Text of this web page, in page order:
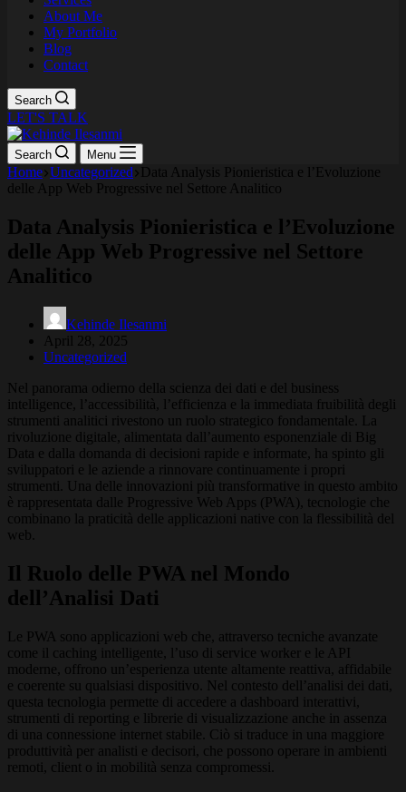
About Me
My Portfolio
Blog
Contact
Search
LET'S TALK
Search Menu
Home Uncategorized
Data Analysis Pionieristica e l’Evoluzione
delle App Web Progressive nel Settore Analitico
Data Analysis Pionieristica e l’Evoluzione
delle App Web Progressive nel Settore
Analitico
Kehinde Ilesanmi
April 28, 2025
Uncategorized
Nel panorama odierno della scienza dei dati e del business
intelligence, l’accessibilità, l’efficienza e la immediata fruibilità degli
strumenti analitici rivestono un ruolo strategico fondamentale. La
rivoluzione digitale, alimentata dall’aumento esponenziale di Big
Data e dalla domanda di decisioni rapide e informate, ha spinto gli
sviluppatori e le aziende a rinnovare continuamente i propri
strumenti. Una delle innovazioni più transformative in questo ambito
è rappresentata dalle Progressive Web Apps (PWA) , tecnologie che
combinano la praticità delle applicazioni native con la flessibilità del
web.
Il Ruolo delle PWA nel Mondo
dell’Analisi Dati
Le PWA sono applicazioni web che, attraverso tecniche avanzate
come il caching intelligente, l’uso di service worker e le API
moderne, offrono un’esperienza utente altamente reattiva, affidabile
e coerente su qualsiasi dispositivo. Nel contesto dell’analisi dei dati,
questa tecnologia permette di accedere a dashboard interattivi,
strumenti di reporting e librerie di visualizzazione anche in assenza
di una connessione internet stabile. Ciò si traduce in una maggiore
produttività per analisti e decisori, che possono operare in ambienti
remoti, client o in mobilità senza compromessi.